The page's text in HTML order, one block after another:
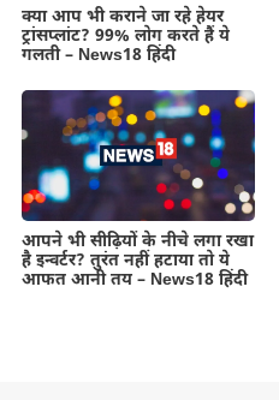
क्या आप भी कराने जा रहे हेयर
ट्रांसप्लांट? 99% लोग करते हैं ये
गलती – News18 हिंदी
आपने भी सीढ़ियों के नीचे लगा रखा
है इन्वर्टर? तुरंत नहीं हटाया तो ये
आफत आनी तय – News18 हिंदी